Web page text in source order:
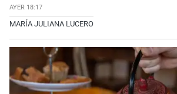
AYER 18:17
MARÍA JULIANA LUCERO